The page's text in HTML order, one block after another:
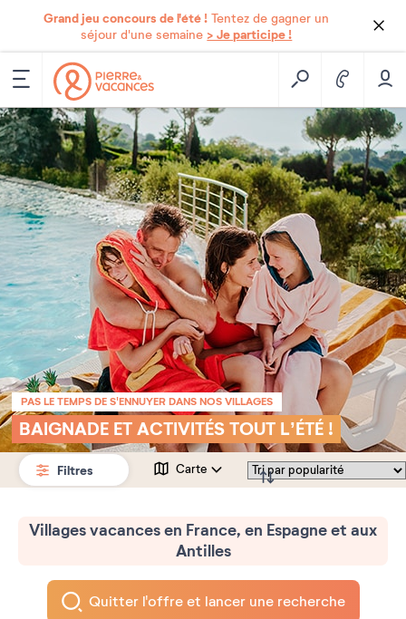
Grand jeu concours de l'été ! Tentez de gagner un
séjour d'une semaine > Je participe !
PAS LE TEMPS DE S'ENNUYER DANS NOS VILLAGES
BAIGNADE ET ACTIVITÉS TOUT L’ÉTÉ !
Filtres Carte
Villages vacances en France, en Espagne et aux
Antilles
Quitter l'offre et lancer une recherche